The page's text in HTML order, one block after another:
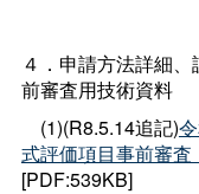
４．申請方法詳細
前審査用技術資料
(1)(R8.5.14追記)
式評価項目事前審
[PDF:539KB]